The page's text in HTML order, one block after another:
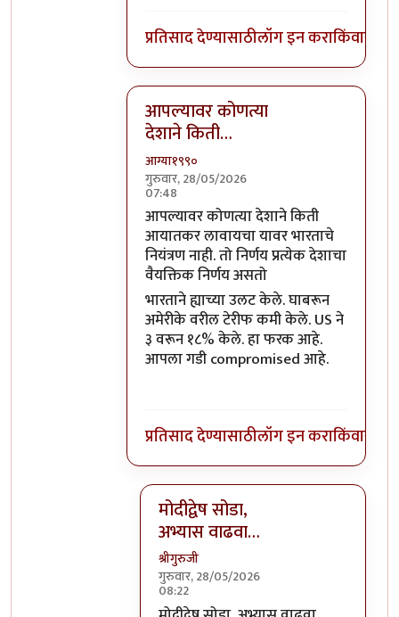
प्रतिसाद देण्यासाठीलॉग इन कराकिंवा
आपल्यावर कोणत्या
देशाने किती…
आग्या१९९०
गुरुवार, 28/05/2026
07:48
In reply toआपल्यावर कोणत्या देशाने किती…
आपल्यावर कोणत्या देशाने किती
आयातकर लावायचा यावर भारताचे
नियंत्रण नाही. तो निर्णय प्रत्येक देशाचा
वैयक्तिक निर्णय असतो
भारताने ह्याच्या उलट केले. घाबरून
अमेरीके वरील टेरीफ कमी केले. US ने
३ वरून १८% केले. हा फरक आहे.
आपला गडी compromised आहे.
प्रतिसाद देण्यासाठीलॉग इन कराकिंवा
मोदीद्वेष सोडा,
अभ्यास वाढवा…
श्रीगुरुजी
गुरुवार, 28/05/2026
08:22
In reply toआपल्यावर कोणत्या देशाने